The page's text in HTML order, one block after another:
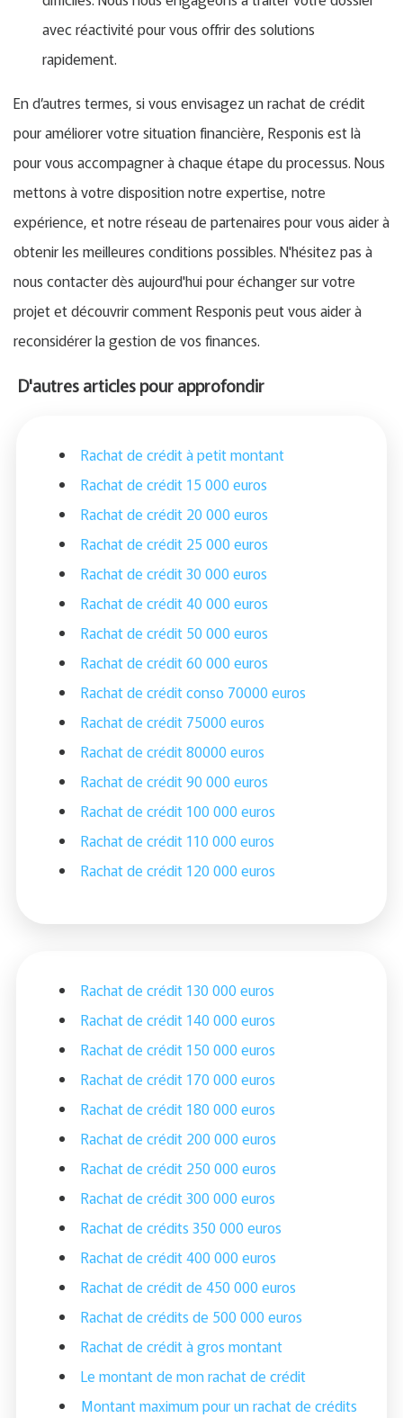
avec réactivité pour vous offrir des solutions
rapidement.
En d’autres termes, si vous envisagez un rachat de crédit
pour améliorer votre situation financière, Responis est là
pour vous accompagner à chaque étape du processus. Nous
mettons à votre disposition notre expertise, notre
expérience, et notre réseau de partenaires pour vous aider à
obtenir les meilleures conditions possibles. N'hésitez pas à
nous contacter dès aujourd'hui pour échanger sur votre
projet et découvrir comment Responis peut vous aider à
reconsidérer la gestion de vos finances.
D'autres articles pour approfondir
Rachat de crédit à petit montant
Rachat de crédit 15 000 euros
Rachat de crédit 20 000 euros
Rachat de crédit 25 000 euros
Rachat de crédit 30 000 euros
Rachat de crédit 40 000 euros
Rachat de crédit 50 000 euros
Rachat de crédit 60 000 euros
Rachat de crédit conso 70000 euros
Rachat de crédit 75000 euros
Rachat de crédit 80000 euros
Rachat de crédit 90 000 euros
Rachat de crédit 100 000 euros
Rachat de crédit 110 000 euros
Rachat de crédit 120 000 euros
Rachat de crédit 130 000 euros
Rachat de crédit 140 000 euros
Rachat de crédit 150 000 euros
Rachat de crédit 170 000 euros
Rachat de crédit 180 000 euros
Rachat de crédit 200 000 euros
Rachat de crédit 250 000 euros
Rachat de crédit 300 000 euros
Rachat de crédits 350 000 euros
Rachat de crédit 400 000 euros
Rachat de crédit de 450 000 euros
Rachat de crédits de 500 000 euros
Rachat de crédit à gros montant
Le montant de mon rachat de crédit
Montant maximum pour un rachat de crédits